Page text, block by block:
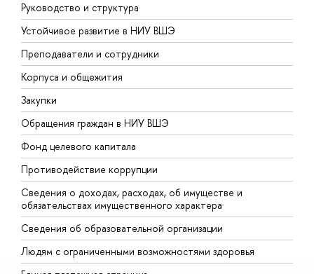
Руководство и структура
Устойчивое развитие в НИУ ВШЭ
Преподаватели и сотрудники
Корпуса и общежития
Закупки
Обращения граждан в НИУ ВШЭ
Фонд целевого капитала
Противодействие коррупции
Сведения о доходах, расходах, об имуществе и
обязательствах имущественного характера
Сведения об образовательной организации
Людям с ограниченными возможностями здоровья